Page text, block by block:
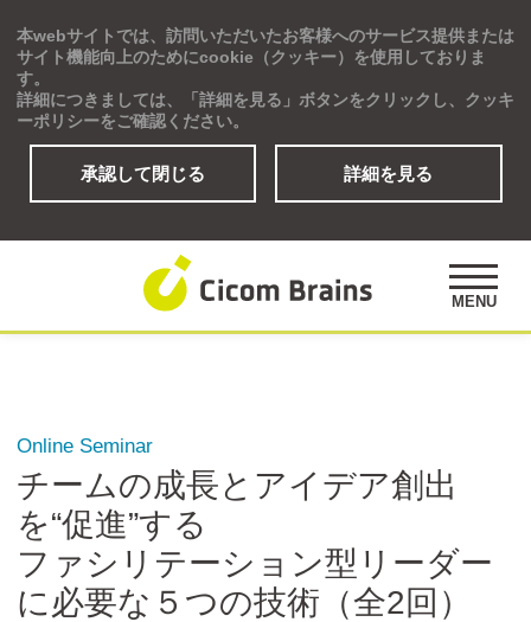
本webサイトでは、訪問いただいたお客様へのサービス提供または
サイト機能向上のためにcookie（クッキー）を使用しておりま
す。
詳細につきましては、「詳細を見る」ボタンをクリックし、クッキ
ーポリシーをご確認ください。
承認して閉じる 詳細を見る
MENU
Global
アセスメント
公開講座 事例紹介 オピニオンズ
デジタルラーニングサイト
Cicom Brainsについて
採用情報・講師募集
Online Seminar
チームの成長とアイデア創出
を“促進”する
ファシリテーション型リーダー
に必要な５つの技術（全2回）